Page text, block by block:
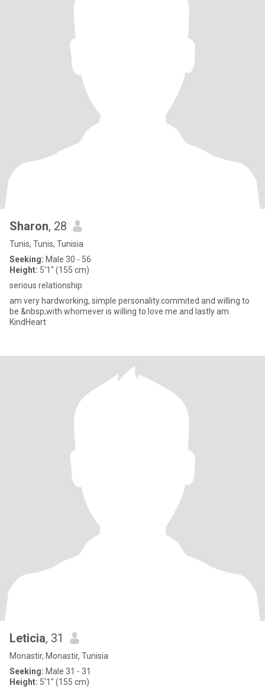
Sharon, 28
Tunis, Tunis, Tunisia
Seeking: Male 30 - 56
Height: 5'1" (155 cm)
serious relationship
am very hardworking, simple personality.commited and willing to
be &nbsp;with whomever is willing to love me and lastly am
KindHeart
Leticia, 31
Monastir, Monastir, Tunisia
Seeking: Male 31 - 31
Height: 5'1" (155 cm)